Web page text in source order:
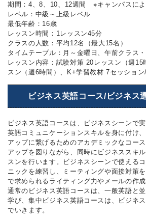
期間：4、8、10、12週間 ※キャンパスに
レベル：中級～上級レベル
最低年齢：16歳
レッスン時間：1レッスン45分
クラスの人数：平均12名（最大15名）
タイムテーブル：月～金曜日、午前クラス
レッスン内容：試験対策 20レッスン（週15
スン（週6時間）、K+学習教材 7セッショ
ビジネス英語コース/ビジネス
ビジネス英語コースは、ビジネスシーンで
英語コミュニケーションスキルを身に付け
アップに繋げるためのアカデミックなコー
アップを図りながら、同時にビジネススキ
スンを行います。ビジネスシーンで使える
ニックを練習し、ミーティングや面接対策
で求められるライティング力やメールの作
通常のビジネス英語コースは、一般英語と
学び、集中ビジネス英語コースは、ビジネ
でいきます。